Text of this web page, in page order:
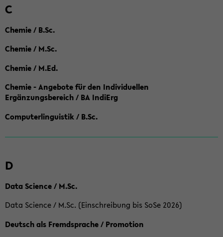
C
Chemie / B.Sc.
Chemie / M.Sc.
Chemie / M.Ed.
Chemie - Angebote für den Individuellen
Ergänzungsbereich / BA IndiErg
Computerlinguistik / B.Sc.
D
Data Science / M.Sc.
Data Science / M.Sc. (Einschreibung bis SoSe 2026)
Deutsch als Fremdsprache / Promotion